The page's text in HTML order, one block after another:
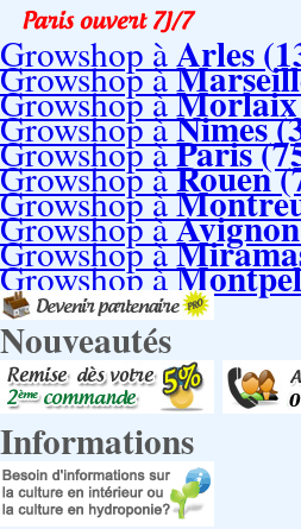
Growshop àArles
Growshop à
Growshop à
Growshop àNimes
Growshop àParis
Growshop àRouen
Growshop à
Growshop à
Growshop à
Growshop à
Nouveautés
Informations